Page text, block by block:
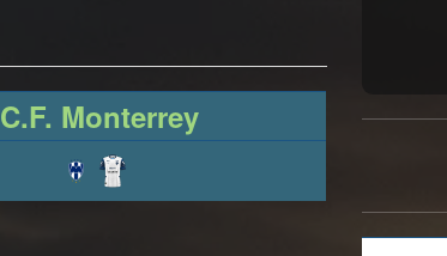
C.F. Monterrey